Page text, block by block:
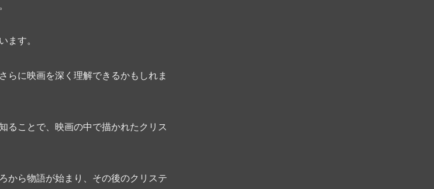
ます。
らに映画を深く理解できるかもしれま
ることで、映画の中で描かれたクリス
から物語が始まり、その後のクリステ